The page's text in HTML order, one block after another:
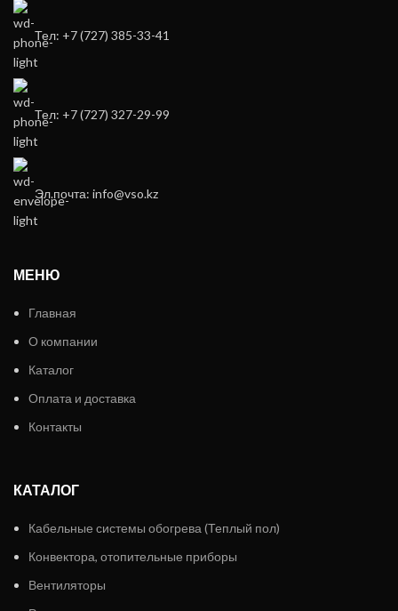
Тел: +7 (727) 385-33-41
Тел: +7 (727) 327-29-99
Эл.почта: info@vso.kz
МЕНЮ
Главная
О компании
Каталог
Оплата и доставка
Контакты
КАТАЛОГ
Кабельные системы обогрева (Теплый пол)
Конвектора, отопительные приборы
Вентиляторы